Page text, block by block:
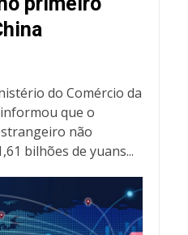
do Comércio da
que o
não
bilhões de yuans...